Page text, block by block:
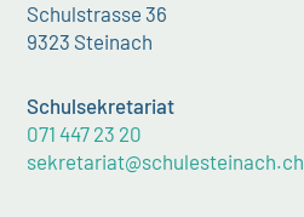
Schulstrasse 36
9323 Steinach
Schulsekretariat
071 447 23 20
sekretariat@schulesteinach.ch